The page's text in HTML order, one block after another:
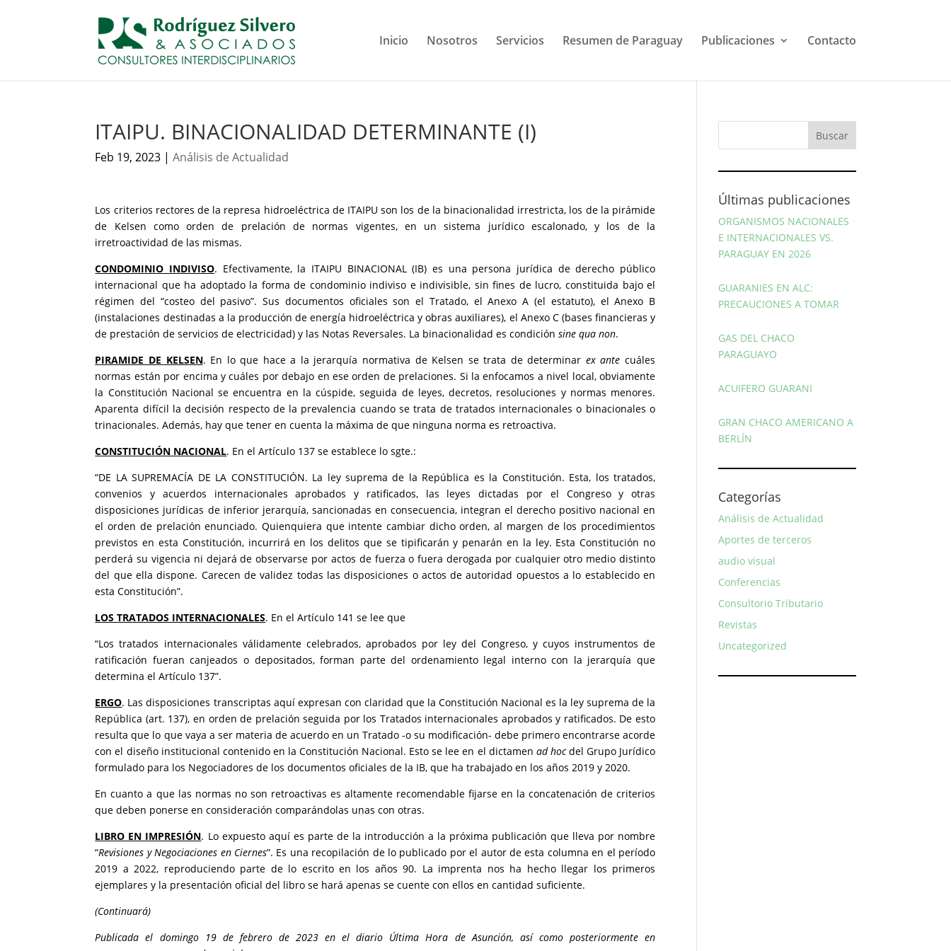
Inicio Nosotros Servicios Resumen de Paraguay Publicaciones Contacto
ITAIPU. BINACIONALIDAD DETERMINANTE (I)
Feb 19, 2023 |Análisis de Actualidad
Los criterios rectores de la represa hidroeléctrica de ITAIPU son los de la binacionalidad irrestricta, los de la pirámide
de Kelsen como orden de prelación de normas vigentes, en un sistema jurídico escalonado, y los de la
irretroactividad de las mismas.
CONDOMINIO INDIVISO. Efectivamente, la ITAIPU BINACIONAL (IB) es una persona jurídica de derecho público
internacional que ha adoptado la forma de condominio indiviso e indivisible, sin fines de lucro, constituida bajo el
régimen del “costeo del pasivo”. Sus documentos oficiales son el Tratado, el Anexo A (el estatuto), el Anexo B
(instalaciones destinadas a la producción de energía hidroeléctrica y obras auxiliares), el Anexo C (bases financieras y
de prestación de servicios de electricidad) y las Notas Reversales. La binacionalidad es condiciónsine qua non.
PIRAMIDE DE KELSEN. En lo que hace a la jerarquía normativa de Kelsen se trata de determinar ex ante cuáles
normas están por encima y cuáles por debajo en ese orden de prelaciones. Si la enfocamos a nivel local, obviamente
la Constitución Nacional se encuentra en la cúspide, seguida de leyes, decretos, resoluciones y normas menores.
Aparenta difícil la decisión respecto de la prevalencia cuando se trata de tratados internacionales o binacionales o
trinacionales. Además, hay que tener en cuenta la máxima de que ninguna norma es retroactiva.
CONSTITUCIÓN NACIONAL. En el Artículo 137 se establece lo sgte.:
“DE LA SUPREMACÍA DE LA CONSTITUCIÓN. La ley suprema de la República es la Constitución. Esta, los tratados,
convenios y acuerdos internacionales aprobados y ratificados, las leyes dictadas por el Congreso y otras
disposiciones jurídicas de inferior jerarquía, sancionadas en consecuencia, integran el derecho positivo nacional en
el orden de prelación enunciado. Quienquiera que intente cambiar dicho orden, al margen de los procedimientos
previstos en esta Constitución, incurrirá en los delitos que se tipificarán y penarán en la ley. Esta Constitución no
perderá su vigencia ni dejará de observarse por actos de fuerza o fuera derogada por cualquier otro medio distinto
del que ella dispone. Carecen de validez todas las disposiciones o actos de autoridad opuestos a lo establecido en
esta Constitución”.
LOS TRATADOS INTERNACIONALES. En el Artículo 141 se lee que
“Los tratados internacionales válidamente celebrados, aprobados por ley del Congreso, y cuyos instrumentos de
ratificación fueran canjeados o depositados, forman parte del ordenamiento legal interno con la jerarquía que
determina el Artículo 137”.
ERGO. Las disposiciones transcriptas aquí expresan con claridad que la Constitución Nacional es la ley suprema de la
República (art. 137), en orden de prelación seguida por los Tratados internacionales aprobados y ratificados. De esto
resulta que lo que vaya a ser materia de acuerdo en un Tratado -o su modificación- debe primero encontrarse acorde
con el diseño institucional contenido en la Constitución Nacional. Esto se lee en el dictamen ad hocdel Grupo Jurídico
formulado para los Negociadores de los documentos oficiales de la IB, que ha trabajado en los años 2019 y 2020.
En cuanto a que las normas no son retroactivas es altamente recomendable fijarse en la concatenación de criterios
que deben ponerse en consideración comparándolas unas con otras.
LIBRO EN IMPRESIÓN. Lo expuesto aquí es parte de la introducción a la próxima publicación que lleva por nombre
“Revisiones y Negociaciones en Ciernes”. Es una recopilación de lo publicado por el autor de esta columna en el período
2019 a 2022, reproduciendo parte de lo escrito en los años 90. La imprenta nos ha hecho llegar los primeros
ejemplares y la presentación oficial del libro se hará apenas se cuente con ellos en cantidad suficiente.
(Continuará)
Publicada el domingo 19 de febrero de 2023 en el diario Última Hora de Asunción, así como posteriormente en
Últimas publicaciones
ORGANISMOS NACIONALES
E INTERNACIONALES VS.
PARAGUAY EN 2026
GUARANIES EN ALC:
PRECAUCIONES A TOMAR
GAS DEL CHACO
PARAGUAYO
ACUIFERO GUARANI
GRAN CHACO AMERICANO A
BERLÍN
Categorías
Análisis de Actualidad
Aportes de terceros
audio visual
Conferencias
Consultorio Tributario
Revistas
Uncategorized